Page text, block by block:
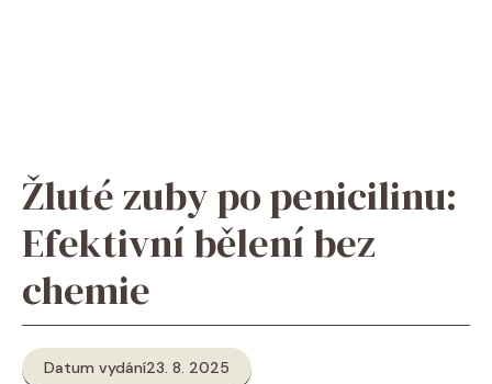
Žluté zuby po penicilinu:
Efektivní bělení bez
chemie
Datum vydání23. 8. 2025